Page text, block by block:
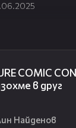
COMIC CON
в друг
Найденов